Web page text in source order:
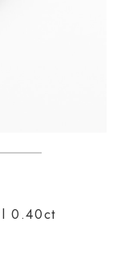
0.40ct